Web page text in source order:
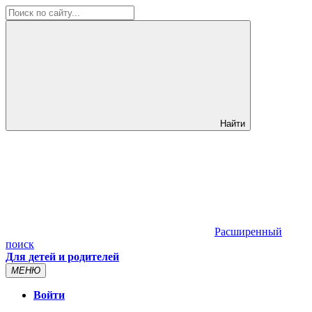
Найти
Расширенный
поиск
Для детей и родителей
МЕНЮ
Войти